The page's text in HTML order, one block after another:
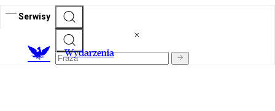
Serwisy
Wydarzenia